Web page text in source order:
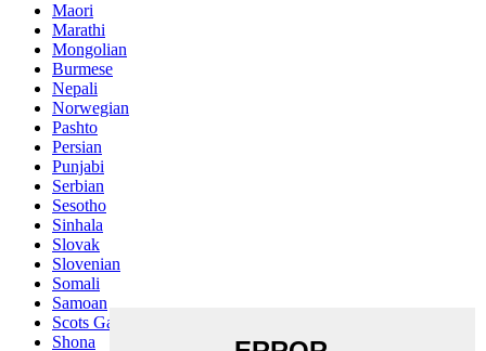
Maori
Marathi
Mongolian
Burmese
Nepali
Norwegian
Pashto
Persian
Punjabi
Serbian
Sesotho
Sinhala
Slovak
Slovenian
Somali
Samoan
Scots Gaelic
Shona